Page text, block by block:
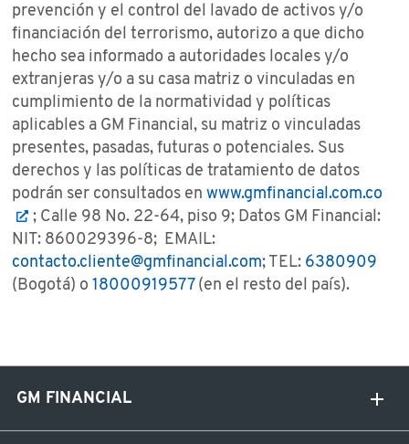
prevención y el control del lavado de activos y/o
financiación del terrorismo, autorizo a que dicho
hecho sea informado a autoridades locales y/o
extranjeras y/o a su casa matriz o vinculadas en
cumplimiento de la normatividad y políticas
aplicables a GM Financial, su matriz o vinculadas
presentes, pasadas, futuras o potenciales. Sus
derechos y las políticas de tratamiento de datos
podrán ser consultados en www.gmfinancial.com.co
; Calle 98 No. 22-64, piso 9; Datos GM Financial:
NIT: 860029396-8; EMAIL:
contacto.cliente@gmfinancial.com; TEL: 6380909
(Bogotá) o 18000919577(en el resto del país).
GM FINANCIAL